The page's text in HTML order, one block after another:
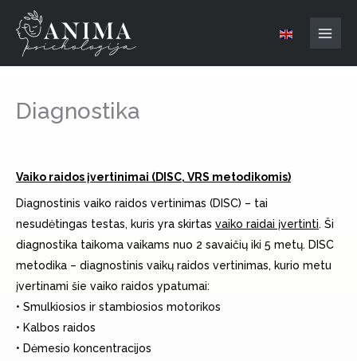
prie
turinio
Diagnostika
Vaiko raidos įvertinimai (DISC, VRS metodikomis)
Diagnostinis vaiko raidos vertinimas (DISC) – tai
nesudėtingas testas, kuris yra skirtas vaiko raidai įvertinti. Ši
diagnostika taikoma vaikams nuo 2 savaičių iki 5 metų. DISC
metodika – diagnostinis vaikų raidos vertinimas, kurio metu
įvertinami šie vaiko raidos ypatumai:
• Smulkiosios ir stambiosios motorikos
• Kalbos raidos
• Dėmesio koncentracijos